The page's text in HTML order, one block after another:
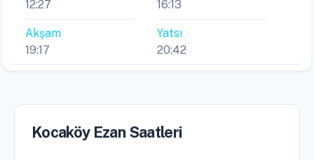
12:27
16:13
Akşam
19:17
Yatsı
20:42
Kocaköy Ezan Saatleri